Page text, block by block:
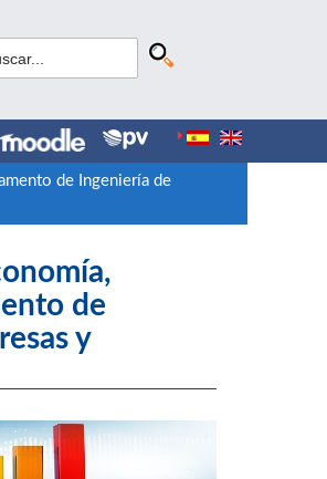
de Ingeniería de
de
y